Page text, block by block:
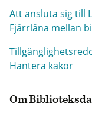
Att ansluta sig till
Fjärrlåna mellan
Hantera kakor
Om